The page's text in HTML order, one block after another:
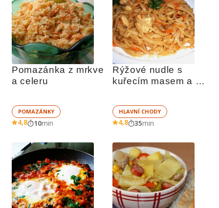
Pomazánka z mrkve
a celeru
POMAZÁNKY
4,8 10min
Rýžové nudle s
kuřecím masem a
HLAVNÍ CHODY
4,8 35min